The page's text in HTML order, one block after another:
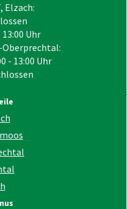
Elzach:
Uhr
Oberprechtal:
- 13:00 Uhr